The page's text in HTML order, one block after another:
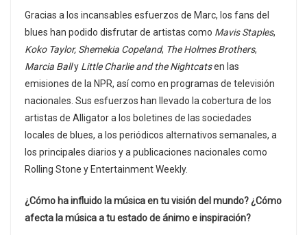
Gracias a los incansables esfuerzos de Marc, los fans del
blues han podido disfrutar de artistas como Mavis Staples,
Koko Taylor, Shemekia Copeland, The Holmes Brothers,
Marcia Bally Little Charlie and the Nightcatsen las
emisiones de la NPR, así como en programas de televisión
nacionales. Sus esfuerzos han llevado la cobertura de los
artistas de Alligator a los boletines de las sociedades
locales de blues, a los periódicos alternativos semanales, a
los principales diarios y a publicaciones nacionales como
Rolling Stone y Entertainment Weekly.
¿Cómo ha influido la música en tu visión del mundo? ¿Cómo
afecta la música a tu estado de ánimo e inspiración?